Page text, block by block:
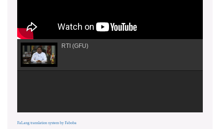
RTI (GFU)
FaLang translation system by Faboba